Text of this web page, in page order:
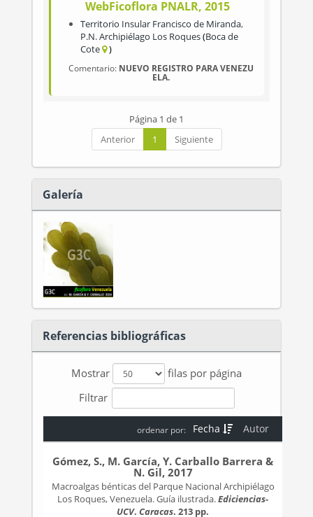
WebFicoflora PNALR, 2015
Territorio Insular Francisco de Miranda,
P.N. Archipiélago Los Roques Boca de
Cote
Comentario: NUEVO REGISTRO PARA VENEZU
ELA.
Página 1 de 1
Anterior
1 Siguiente
Galería
Referencias bibliográficas
Mostrar
filas por página
Filtrar
Autor
Fecha
ordenar por:
Gómez, S., M. García, Y. Carballo Barrera &
N. Gil, 2017
Macroalgas bénticas del Parque Nacional Archipiélago
Los Roques, Venezuela. Guía ilustrada.Ediciencias-
UCV. Caracas. 213 pp.